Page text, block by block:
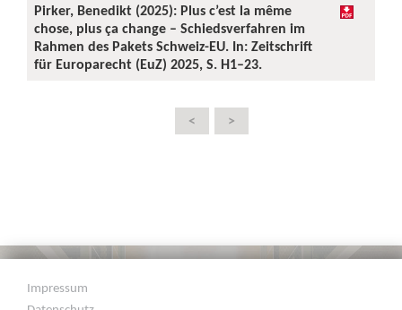
Pirker, Benedikt (2025): Plus c’est la même
chose, plus ça change – Schiedsverfahren im
Rahmen des Pakets Schweiz-EU. In: Zeitschrift
für Europarecht (EuZ) 2025, S. H1–23.
< >
Impressum